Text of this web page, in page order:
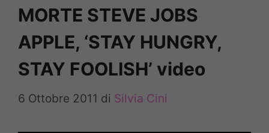
MORTE STEVE JOBS
APPLE, ‘STAY HUNGRY,
STAY FOOLISH’ video
6 Ottobre 2011 di Silvia Cini